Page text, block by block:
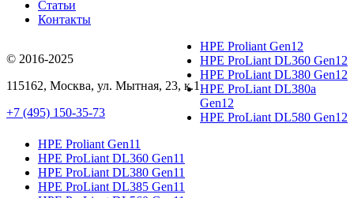
Статьи
Контакты
© 2016-2025
115162, Москва, ул. Мытная, 23, к.1
+7 (495) 150-35-73
HPE Proliant Gen12
HPE ProLiant DL360 Gen12
HPE ProLiant DL380 Gen12
HPE ProLiant DL380a
Gen12
HPE ProLiant DL580 Gen12
HPE Proliant Gen11
HPE ProLiant DL360 Gen11
HPE ProLiant DL380 Gen11
HPE ProLiant DL385 Gen11